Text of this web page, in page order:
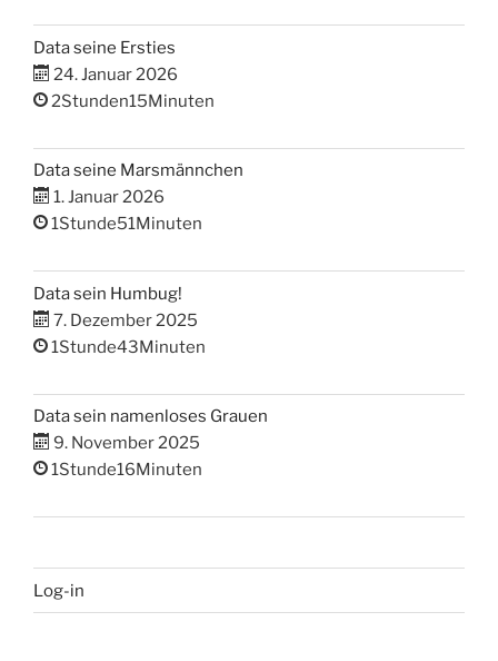
Data seine Ersties
24. Januar 2026
2Stunden15Minuten
Data seine Marsmännchen
1. Januar 2026
1Stunde51Minuten
Data sein Humbug!
7. Dezember 2025
1Stunde43Minuten
Data sein namenloses Grauen
9. November 2025
1Stunde16Minuten
Log-in